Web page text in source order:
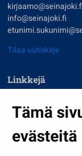
Tämä
evästeitä
info@seinajoki.fi
Tilaa uutiskirje
Linkkejä
Kasvatus ja opetus
Kulttuuri ja liikunta